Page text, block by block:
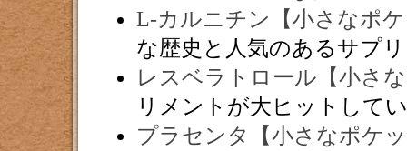
L-カルニチン【小さなポ
な歴史と人気のあるサプ
レスベラトロール【小さ
リメントが大ヒットして
プラセンタ【小さなポケ